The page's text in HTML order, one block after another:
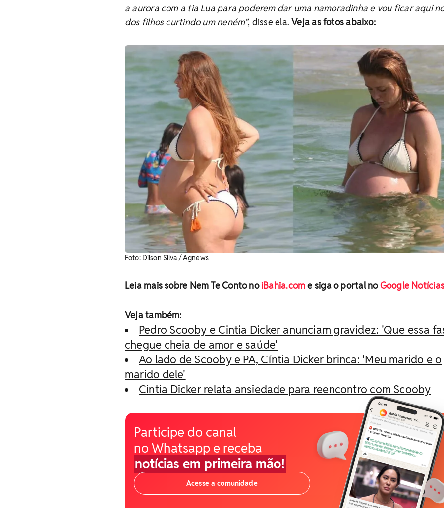
a aurora com a tia Lua para poderem dar uma namoradinha e vou ficar aqui
dos filhos curtindo um neném”, disse ela.Veja as fotos abaixo:
Foto: Dilson Silva / Agnews
Leia mais sobre Nem Te Conto noiBahia.come siga o portal noGoogle Notícias
Veja também:
Pedro Scooby e Cintia Dicker anunciam gravidez: 'Que essa
chegue cheia de amor e saúde'
Ao lado de Scooby e PA, Cíntia Dicker brinca: 'Meu marido e o
marido dele'
Cintia Dicker relata ansiedade para reencontro com Scooby
Participe do canal
no Whatsapp e receba
notícias em primeira mão!
Acesse a comunidade